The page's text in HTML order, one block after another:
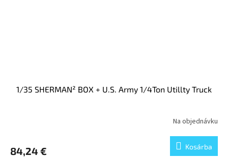
1/35 SHERMAN² BOX + U.S. Army 1/4Ton Utillty Truck
Na objednávku
84,24 € Kosárba